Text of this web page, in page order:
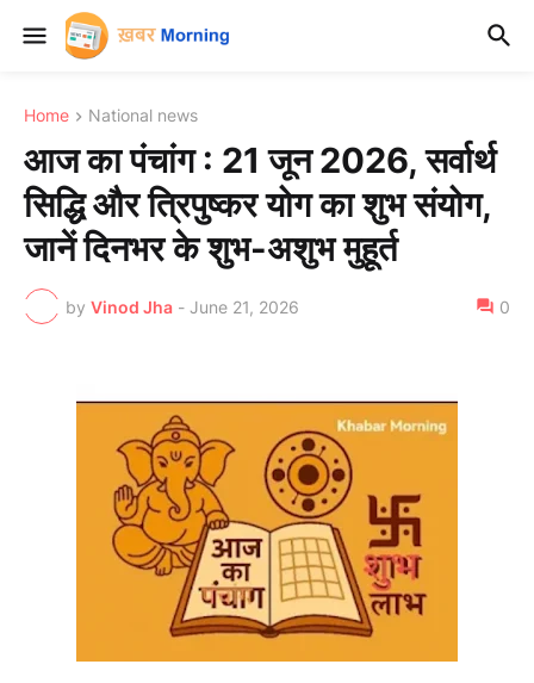
Home National news
आज का पंचांग : 21 जून 2026, सर्वार्थ
सिद्धि और त्रिपुष्कर योग का शुभ संयोग,
जानें दिनभर के शुभ-अशुभ मुहूर्त
by Vinod Jha - June 21, 2026 0